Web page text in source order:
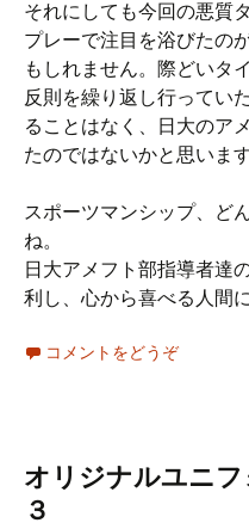
それにしても今回の悪質
プレーで注目を浴びたの
もしれません。際どいタ
反則を繰り返し行ってい
ることはなく、日大のア
たのではないかと思います
スポーツマンシップ、ど
ね。
日大アメフト部指導者達
利し、心から喜べる人間
コメントをどうぞ
オリジナルユニ
３